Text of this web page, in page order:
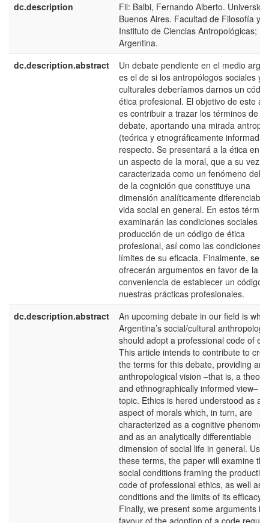
dc.description
Fil: Balbi, Fernando Alberto.
Buenos Aires. Facultad de Filosofía y
Instituto de Ciencias Antropológicas;
Argentina.
dc.description.abstract
Un debate pendiente en el medio
es el de si los antropólogos sociales y/o
culturales deberíamos darnos un
ética profesional. El objetivo de este
es contribuir a trazar los términos de
debate, aportando una mirada
(teórica y etnográficamente
respecto. Se presentará a la ética en
un aspecto de la moral, que a su vez
caracterizada como un fenómeno del
de la cognición que constituye una
dimensión analíticamente
vida social en general. En estos
examinarán las condiciones sociales
producción de un código de ética
profesional, así como las condiciones
límites de su eficacia. Finalmente, se
ofrecerán argumentos en favor de la
conveniencia de establecer un código
nuestras prácticas profesionales.
dc.description.abstract
An upcoming debate in our field is
Argentina’s social/cultural
should adopt a professional code of
This article intends to contribute to
the terms for this debate, providing an
anthropological vision –that is, a
and ethnographically informed view–
topic. Ethics is hered understood as an
aspect of morals which, in turn, are
characterized as a cognitive
and as an analytically differentiable
dimension of social life in general.
these terms, the paper will examine the
social conditions framing the
code of professional ethics, as well as
conditions and the limits of its efficacy.
Finally, we present some arguments in
favour of the adoption of a code